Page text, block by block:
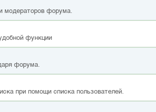
модераторов форума.
функции
форума.
при помощи списка пользователей.